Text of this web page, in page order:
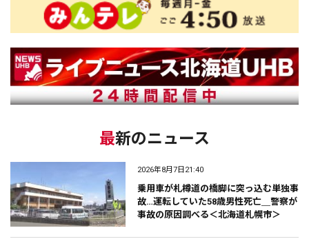
最新のニュース
2026年8月7日21:40
乗用車が札樽道の橋脚に突っ込む単独事
故…運転していた58歳男性死亡＿警察が
事故の原因調べる＜北海道札幌市＞